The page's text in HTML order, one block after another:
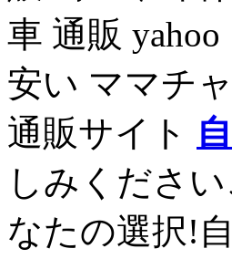
車 通販
安い ママチ
通販サイト
しみくださ
なたの選択!